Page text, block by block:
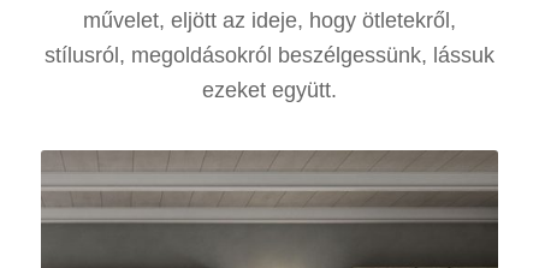
művelet, eljött az ideje, hogy ötletekről,
stílusról, megoldásokról beszélgessünk, lássuk
ezeket együtt.